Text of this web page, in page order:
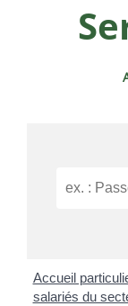
Vie Pratique
Culture &
Service Public
Accueil
salariés du